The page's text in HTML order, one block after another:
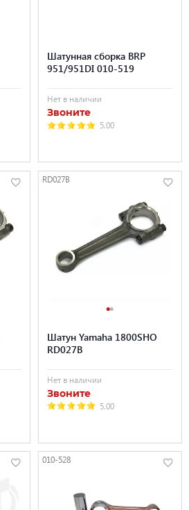
Шатунная сборка BRP
951/951DI 010-519
Нет в наличии
Звоните
5.00
RD027B
Шатун Yamaha 1800SHO
RD027B
Нет в наличии
Звоните
5.00
010-528